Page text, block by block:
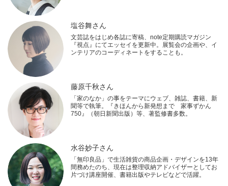
塩谷舞さん
文芸誌をはじめ各誌に寄稿、note定期購読マガジン
『視点』にてエッセイを更新中。展覧会の企画や、イ
ンテリアのコーディネートをすることも。
藤原千秋さん
「家のなか」の事をテーマにウェブ、雑誌、書籍、新
聞等で執筆。『きほんから新発想まで 家事ずかん
750』（朝日新聞出版）等、著監修書多数。
水谷妙子さん
「無印良品」で生活雑貨の商品企画・デザインを13年
間務めたのち、現在は整理収納アドバイザーとしてお
片づけ講座開催、書籍出版やテレビなどで活躍。